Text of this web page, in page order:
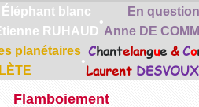
Éléphant blanc
RUHAUD
•
En
Anne DE
planétaires
•
Chantelangue & Co
Laurent
Flamboiement